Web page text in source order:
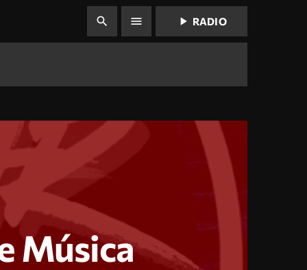
search menu play_arrow RADIO
Música